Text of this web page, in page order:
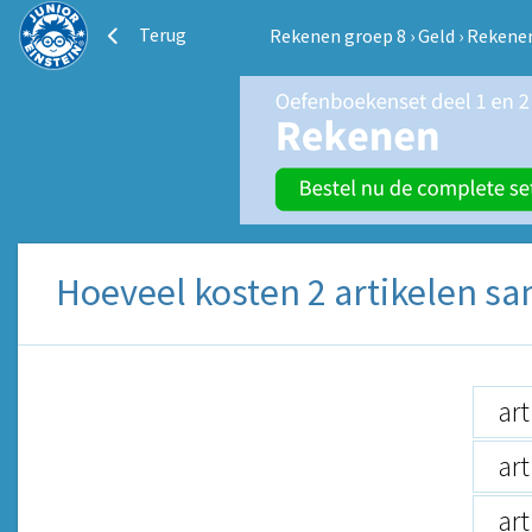
Terug Rekenen groep 8 ›Geld ›
Hoeveel kosten 2 artikelen